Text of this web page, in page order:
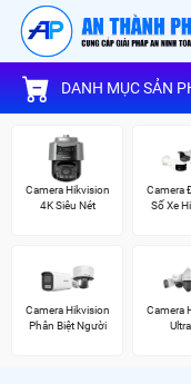
DANH MỤC SẢN
Camera Hikvision
4K Siêu Nét
Camera
Số Xe
Camera Hikvision
Phân Biệt Người
Camera